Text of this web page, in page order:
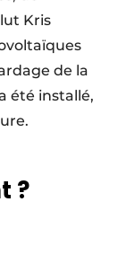
Kris
de la
été installé,
?